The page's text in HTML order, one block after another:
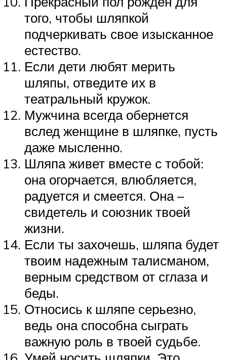
того, чтобы шляпкой
подчеркивать свое изысканное
естество.
Если дети любят мерить
шляпы, отведите их в
театральный кружок.
Мужчина всегда обернется
вслед женщине в шляпке, пусть
даже мысленно.
Шляпа живет вместе с тобой:
она огорчается, влюбляется,
радуется и смеется. Она –
свидетель и союзник твоей
жизни.
Если ты захочешь, шляпа будет
твоим надежным талисманом,
верным средством от сглаза и
беды.
Относись к шляпе серьезно,
ведь она способна сыграть
важную роль в твоей судьбе.